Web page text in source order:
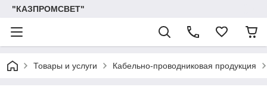
"КАЗПРОМСВЕТ"
Товары и услуги Кабельно-проводниковая продукция